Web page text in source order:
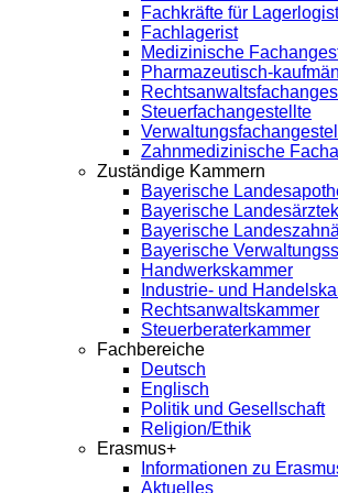
Fachkräfte für
Fachlagerist
Medizinische
Pharmazeutisch-
Steuerfachangestellte
Zahnmedizinische
Zuständige Kammern
Bayerische
Bayerische
Bayerische
Bayerische
Handwerkskammer
Industrie- und
Rechtsanwaltskammer
Steuerberaterkammer
Fachbereiche
Deutsch
Englisch
Politik und Gesellschaft
Religion/Ethik
Erasmus+
Informationen zu
Aktuelles